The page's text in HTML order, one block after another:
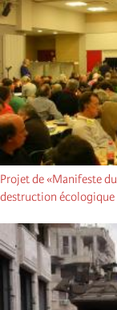
Projet de «Manifeste
destruction